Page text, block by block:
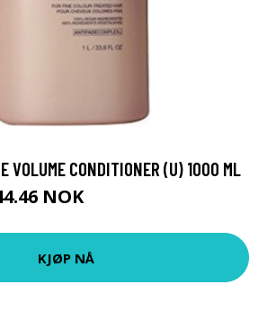
VOLUME CONDITIONER (U) 1000 ML
NOK
KJØP NÅ